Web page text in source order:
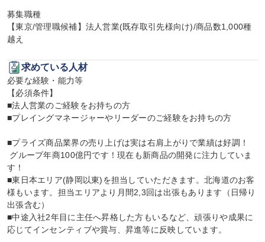
募集職種
【東京/管理職候補】法人営業(既存取引先様向け)/商品数1,000種
越え
求めている人材
必要な経験・能力等
【必須条件】
■法人営業のご経験をお持ちの方
■プレイングマネージャーやリーダーのご経験をお持ちの方
■プライズ商品業界の売り上げは実は右肩上がりで業績は好調！
す！
■東日本エリア(静岡以東)を担当していただきます。北海道のお客
様もいます。担当エリアより月間2,3回は出張もあります（日帰り
出張含む）
■中途入社2年目に主任へ昇格した方もいるなど、頑張りや成果に
応じてインセンティブや賞与、昇進等に反映しています。